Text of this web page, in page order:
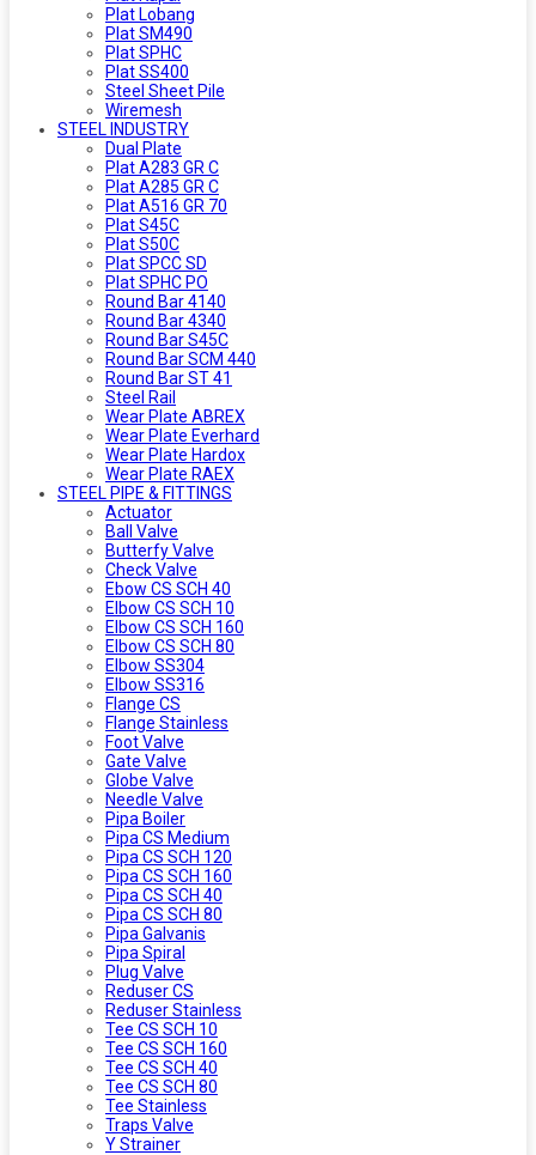
Plat Lobang
Plat SM490
Plat SPHC
Plat SS400
Steel Sheet Pile
Wiremesh
STEEL INDUSTRY
Dual Plate
Plat A283 GR C
Plat A285 GR C
Plat A516 GR 70
Plat S45C
Plat S50C
Plat SPCC SD
Plat SPHC PO
Round Bar 4140
Round Bar 4340
Round Bar S45C
Round Bar SCM 440
Round Bar ST 41
Steel Rail
Wear Plate ABREX
Wear Plate Everhard
Wear Plate Hardox
Wear Plate RAEX
STEEL PIPE & FITTINGS
Actuator
Ball Valve
Butterfy Valve
Check Valve
Ebow CS SCH 40
Elbow CS SCH 10
Elbow CS SCH 160
Elbow CS SCH 80
Elbow SS304
Elbow SS316
Flange CS
Flange Stainless
Foot Valve
Gate Valve
Globe Valve
Needle Valve
Pipa Boiler
Pipa CS Medium
Pipa CS SCH 120
Pipa CS SCH 160
Pipa CS SCH 40
Pipa CS SCH 80
Pipa Galvanis
Pipa Spiral
Plug Valve
Reduser CS
Reduser Stainless
Tee CS SCH 10
Tee CS SCH 160
Tee CS SCH 40
Tee CS SCH 80
Tee Stainless
Traps Valve
Y Strainer